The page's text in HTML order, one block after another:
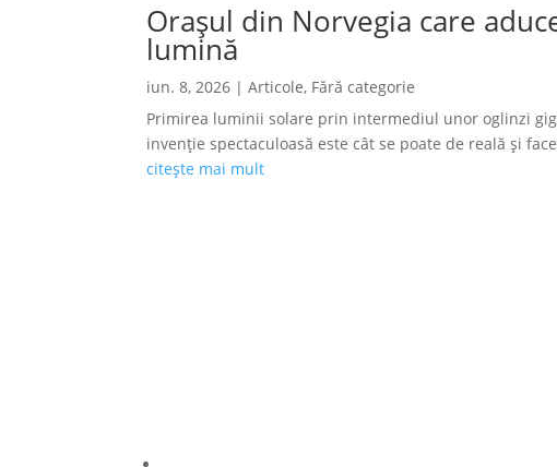
Orașul din Norvegia care
lumină
iun. 8, 2026 |Articole, Fără categorie
Primirea luminii solare prin intermediul unor oglinzi
invenție spectaculoasă este cât se poate de reală și
citește mai mult